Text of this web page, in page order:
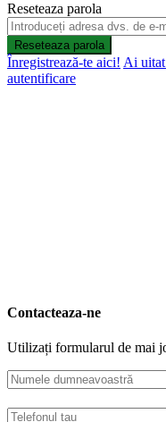
Reseteaza parola
Reseteaza parola
Înregistrează-te aici! Ai uitat
autentificare
Contacteaza-ne
Utilizați formularul de mai